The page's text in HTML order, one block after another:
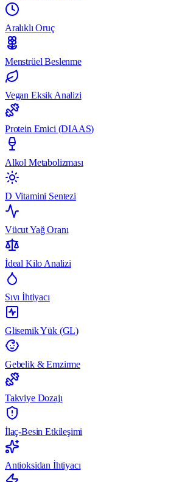
Aralıklı Oruç
Menstrüel Beslenme
Vegan Eksik Analizi
Protein Emici (DIAAS)
Alkol Metabolizması
D Vitamini Sentezi
Vücut Yağ Oranı
İdeal Kilo Analizi
Sıvı İhtiyacı
Glisemik Yük (GL)
Gebelik & Emzirme
Takviye Dozajı
İlaç-Besin Etkileşimi
Antioksidan İhtiyacı